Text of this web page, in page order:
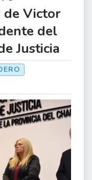
de Victor
del
Justicia